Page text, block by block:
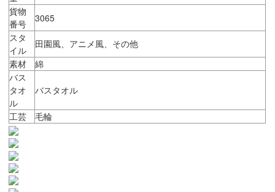
貨物
番号
3065
スタ
イル
田園風、アニメ風、その他
素材
綿
バス
タオ
ル
バスタオル
工芸 毛輪